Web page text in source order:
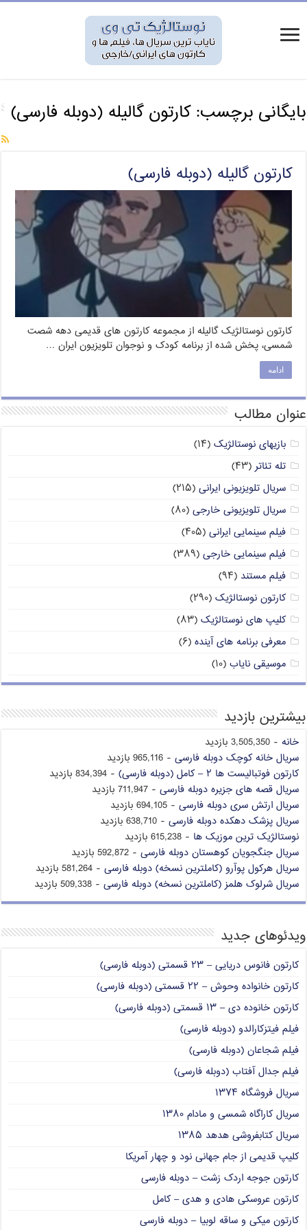
بایگانی برچسب:کارتون گالیله (دوبله فارسی)
کارتون گالیله (دوبله فارسی)
کارتون نوستالژیک گالیله از مجموعه کارتون های قدیمی دهه شصت
شمسی، پخش شده از برنامه کودک و نوجوان تلویزیون ایران …
ادامه
عنوان مطالب
بازیهای نوستالژیک (۱۴)
تله تئاتر(۴۳)
سریال تلویزیونی ایرانی (۲۱۵)
سریال تلویزیونی خارجی (۸۰)
فیلم سینمایی ایرانی (۴۰۵)
فیلم سینمایی خارجی (۳۸۹)
فیلم مستند (۹۴)
کارتون نوستالژیک (۲۹۰)
کلیپ های نوستالژیک (۸۳)
معرفی برنامه های آینده (۶)
موسیقی نایاب (۱۰)
بیشترین بازدید
خانه - 3,505,350 بازدید
سریال خانه کوچک دوبله فارسی - 965,116 بازدید
کارتون فوتبالیست ها ۲ – کامل (دوبله فارسی)
- 834,394 بازدید
سریال قصه های جزیره دوبله فارسی - 711,947 بازدید
سریال ارتش سری دوبله فارسی - 694,105 بازدید
سریال پزشک دهکده دوبله فارسی - 638,710 بازدید
نوستالژیک ترین موزیک ها - 615,238 بازدید
سریال جنگجویان کوهستان دوبله فارسی - 592,872 بازدید
سریال هرکول پوآرو (کاملترین نسخه) دوبله فارسی - 581,264 بازدید
سریال شرلوک هلمز (کاملترین نسخه) دوبله فارسی - 509,338 بازدید
ویدئوهای جدید
کارتون فانوس دریایی – ۲۳ قسمتی (دوبله فارسی)
کارتون خانواده وحوش – ۲۲ قسمتی (دوبله فارسی)
کارتون خانوده دی – ۱۳ قسمتی (دوبله فارسی)
فیلم فیتزکارالدو (دوبله فارسی)
فیلم شجاعان (دوبله فارسی)
فیلم جدال آفتاب (دوبله فارسی)
سریال فروشگاه ۱۳۷۴
سریال کاراگاه شمسی و مادام ۱۳۸۰
سریال کتابفروشی هدهد ۱۳۸۵
کلیپ قدیمی از جام جهانی نود و چهار آمریکا
کارتون جوجه اردک زشت – دوبله فارسی
کارتون عروسکی هادی و هدی – کامل
کارتون میکی و ساقه لوبیا – دوبله فارسی